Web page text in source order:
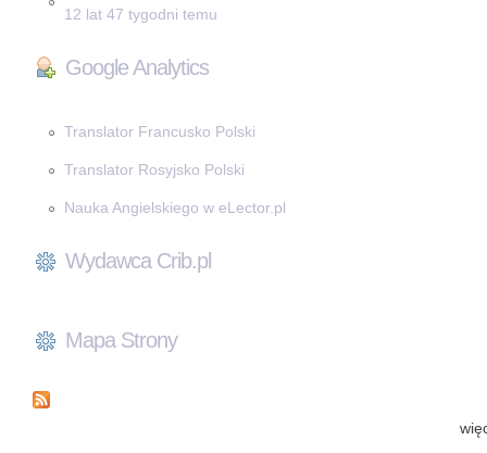
12 lat 47 tygodni temu
Google Analytics
Translator Francusko Polski
Translator Rosyjsko Polski
Nauka Angielskiego w eLector.pl
Wydawca Crib.pl
Mapa Strony